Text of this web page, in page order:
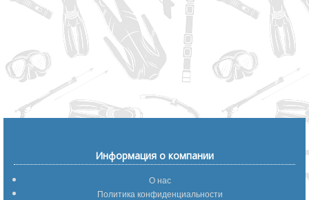
Информация о компании
О нас
Политика конфиденциальности